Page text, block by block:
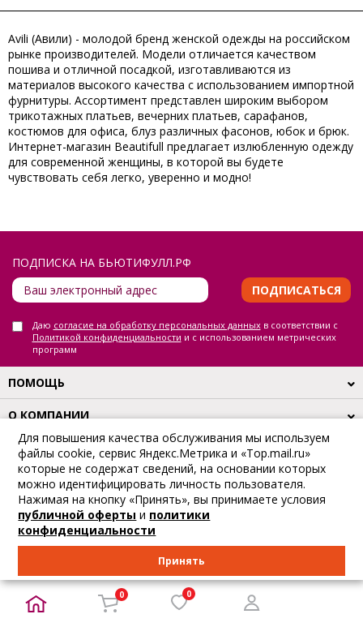
Avili (Авили) - молодой бренд женской одежды на российском
рынке производителей. Модели отличается качеством
пошива и отличной посадкой, изготавливаются из
материалов высокого качества с использованием импортной
фурнитуры. Ассортимент представлен широким выбором
трикотажных платьев, вечерних платьев, сарафанов,
костюмов для офиса, блуз различных фасонов, юбок и брюк.
Интернет-магазин Beautifull предлагает излюбленную одежду
для современной женщины, в которой вы будете
чувствовать себя легко, уверенно и модно!
ПОДПИСКА НА БЬЮТИФУЛЛ.РФ
ПОДПИСАТЬСЯ
Даю согласие на обработку персональных данныхв соответствии с
Политикой конфиденциальности и с использованием метрических
программ
ПОМОЩЬ
О КОМПАНИИ
КЛУБ ПОКУПАТЕЛЕЙ БЬЮТИФУЛЛ.РФ
СПОСОБЫ ОПЛАТЫ
Вы можете выбрать другой
Для повышения качества обслуживания мы используем
файлы cookie, сервис Яндекс.Метрика и «Top.mail.ru»
которые не содержат сведений, на основании которых
можно идентифицировать личность пользователя.
Нажимая на кнопку «Принять», вы принимаете условия
публичной оферты и политики
конфиденциальности
Принять
0 0